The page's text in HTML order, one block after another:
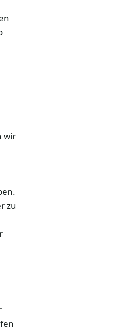
wir
zu